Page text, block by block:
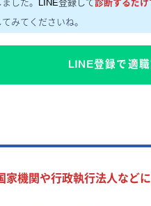
した。 LINE登録して 診断するだ
みてくださいね。
LINE登録で適
家機関や行政執行法人など